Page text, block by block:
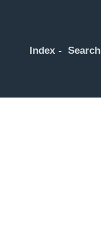
Index Search